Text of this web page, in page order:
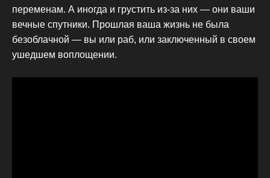
переменам. А иногда и грустить из-за них — они ваши
вечные спутники. Прошлая ваша жизнь не была
безоблачной — вы или раб, или заключенный в своем
ушедшем воплощении.